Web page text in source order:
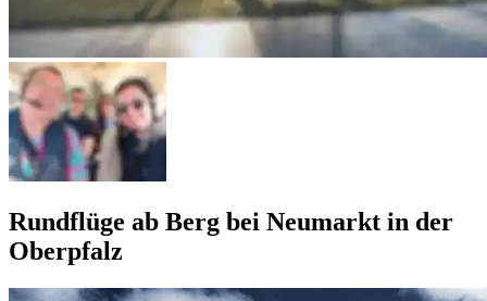
Rundflüge ab Berg bei Neumarkt in der
Oberpfalz